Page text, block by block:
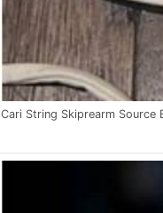
Cari String Skiprearm Source